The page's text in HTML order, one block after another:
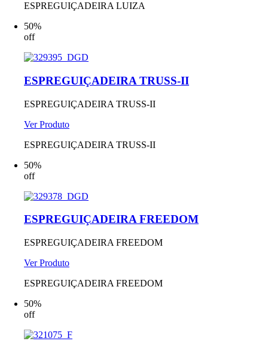
ESPREGUIÇADEIRA LUIZA
50%
off
ESPREGUIÇADEIRA TRUSS-II
ESPREGUIÇADEIRA TRUSS-II
Ver Produto
ESPREGUIÇADEIRA TRUSS-II
50%
off
ESPREGUIÇADEIRA FREEDOM
ESPREGUIÇADEIRA FREEDOM
Ver Produto
ESPREGUIÇADEIRA FREEDOM
50%
off